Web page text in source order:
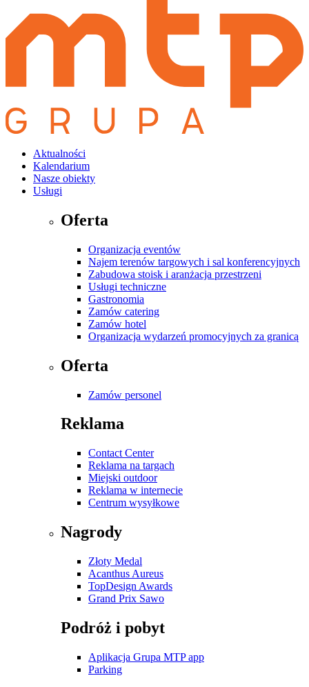
Aktualności
Kalendarium
Nasze obiekty
Usługi
Oferta
Organizacja eventów
Najem terenów targowych i sal konferencyjnych
Zabudowa stoisk i aranżacja przestrzeni
Usługi techniczne
Gastronomia
Zamów catering
Zamów hotel
Organizacja wydarzeń promocyjnych za granicą
Oferta
Zamów personel
Reklama
Contact Center
Reklama na targach
Miejski outdoor
Reklama w internecie
Centrum wysyłkowe
Nagrody
Złoty Medal
Acanthus Aureus
TopDesign Awards
Grand Prix Sawo
Podróż i pobyt
Aplikacja Grupa MTP app
Parking